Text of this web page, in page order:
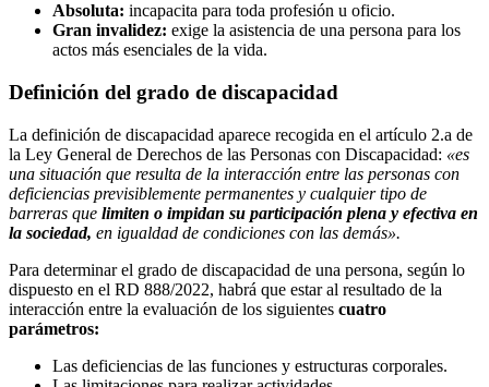
Absoluta: incapacita para toda profesión u oficio.
Gran invalidez: exige la asistencia de una persona para los
actos más esenciales de la vida.
Definición del grado de discapacidad
La definición de discapacidad aparece recogida en el artículo 2.a de
la Ley General de Derechos de las Personas con Discapacidad: «es
una situación que resulta de la interacción entre las personas con
deficiencias previsiblemente permanentes y cualquier tipo de
barreras que limiten o impidan su participación plena y efectiva en
la sociedad, en igualdad de condiciones con las demás».
Para determinar el grado de discapacidad de una persona, según lo
dispuesto en el RD 888/2022, habrá que estar al resultado de la
interacción entre la evaluación de los siguientes cuatro
parámetros:
Las deficiencias de las funciones y estructuras corporales.